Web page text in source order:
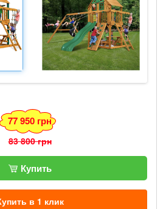
77 950 грн
83 800 грн
Купить
в 1 клик